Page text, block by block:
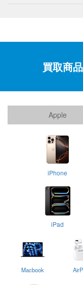
買取商
Apple
iPhone
iPad
Macbook